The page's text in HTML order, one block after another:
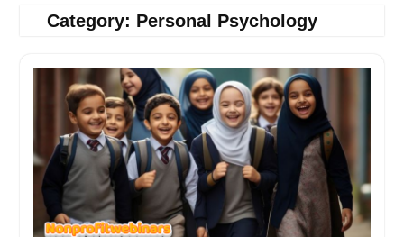
Category: Personal Psychology